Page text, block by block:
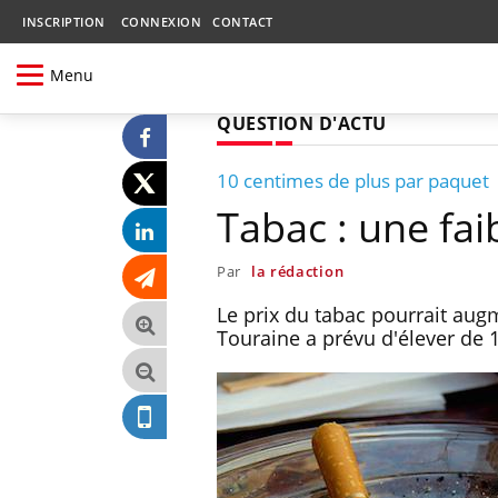
INSCRIPTION CONNEXION CONTACT
Menu
QUESTION D'ACTU
10 centimes de plus par paquet
Tabac : une
Par la rédaction
Le prix du tabac pourrait
Touraine a prévu d'élever de